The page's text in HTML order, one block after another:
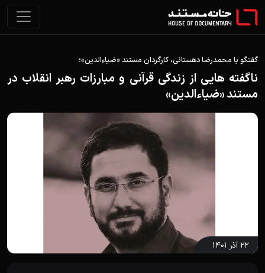
گفتگو با محمدرضا دهستانی، کارگردان مستند «ضیاءالدین»؛
ناگفته هایی از زندگی قرآنی و مبارزات رهبر انقلاب در
مستند «ضیاءالدین»
۲۲ آذر ۱۴۰۱